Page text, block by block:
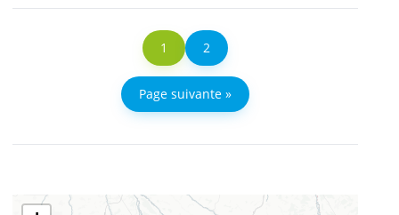
1 2
Page suivante »